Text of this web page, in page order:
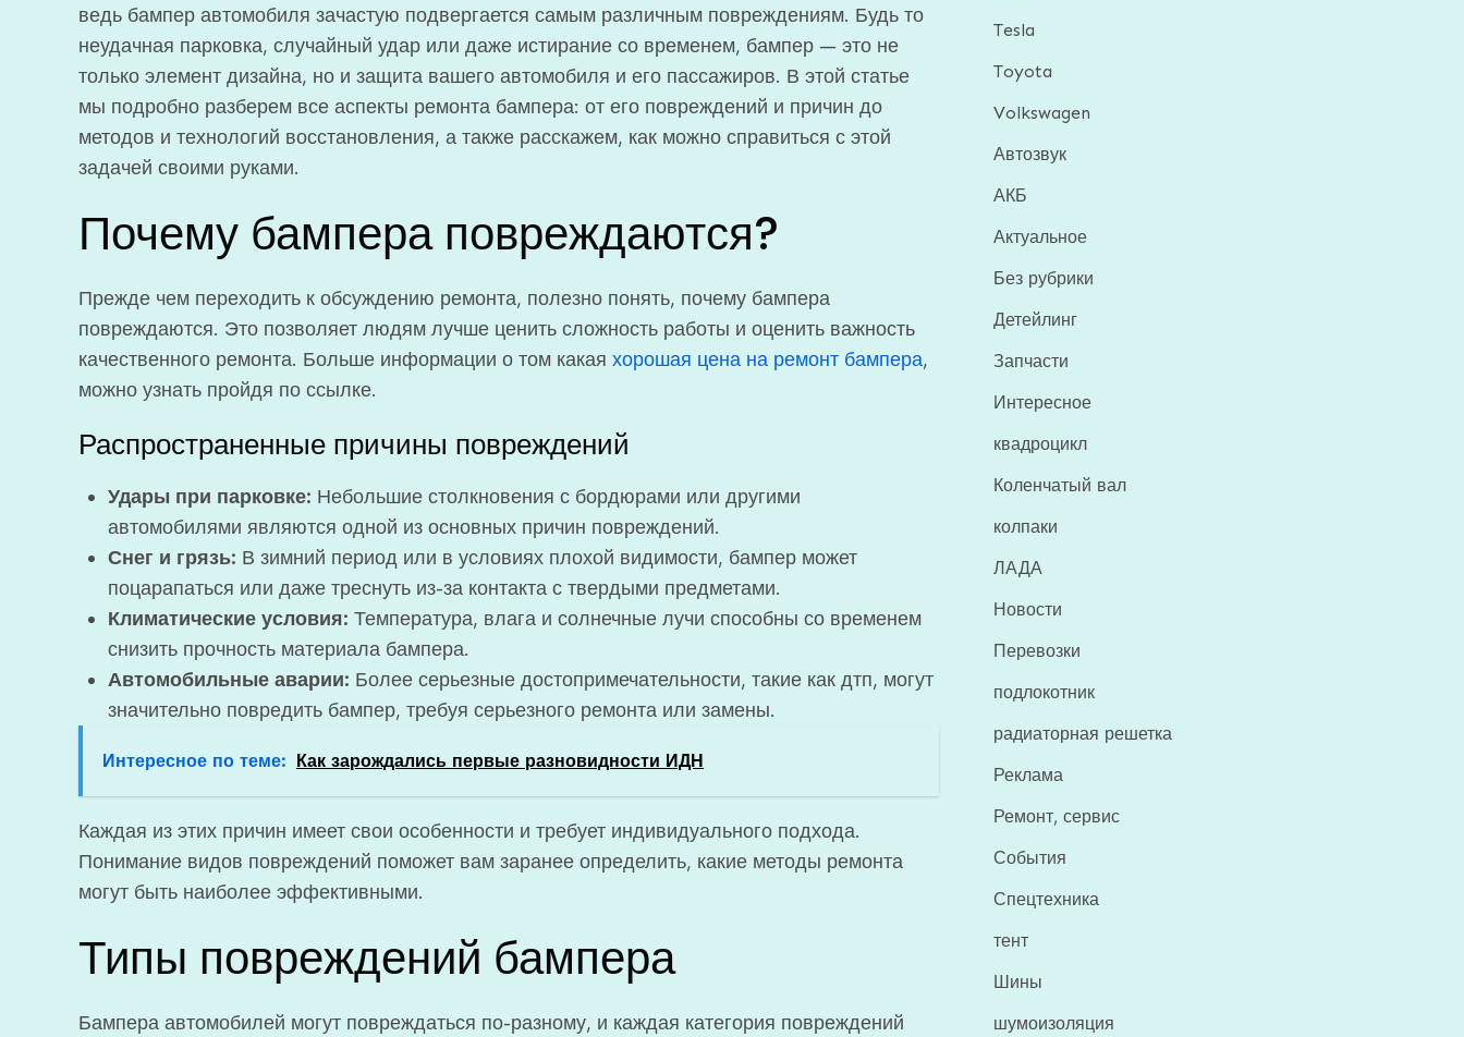
ведь бампер автомобиля зачастую подвергается самым различным повреждениям. Будь то
неудачная парковка, случайный удар или даже истирание со временем, бампер — это не
только элемент дизайна, но и защита вашего автомобиля и его пассажиров. В этой статье
мы подробно разберем все аспекты ремонта бампера: от его повреждений и причин до
методов и технологий восстановления, а также расскажем, как можно справиться с этой
задачей своими руками.
Почему бампера повреждаются?
Прежде чем переходить к обсуждению ремонта, полезно понять, почему бампера
повреждаются. Это позволяет людям лучше ценить сложность работы и оценить важность
качественного ремонта. Больше информации о том какая хорошая цена на ремонт бампера,
можно узнать пройдя по ссылке.
Распространенные причины повреждений
Удары при парковке: Небольшие столкновения с бордюрами или другими
автомобилями являются одной из основных причин повреждений.
Снег и грязь: В зимний период или в условиях плохой видимости, бампер может
поцарапаться или даже треснуть из-за контакта с твердыми предметами.
Климатические условия: Температура, влага и солнечные лучи способны со временем
снизить прочность материала бампера.
Автомобильные аварии: Более серьезные достопримечательности, такие как дтп, могут
значительно повредить бампер, требуя серьезного ремонта или замены.
Интересное по теме: Как зарождались первые разновидности ИДН
Каждая из этих причин имеет свои особенности и требует индивидуального подхода.
Понимание видов повреждений поможет вам заранее определить, какие методы ремонта
могут быть наиболее эффективными.
Типы повреждений бампера
Бампера автомобилей могут повреждаться по-разному, и каждая категория повреждений
Tesla
Toyota
Volkswagen
Автозвук
АКБ
Актуальное
Без рубрики
Детейлинг
Запчасти
Интересное
квадроцикл
Коленчатый вал
колпаки
ЛАДА
Новости
Перевозки
подлокотник
радиаторная решетка
Реклама
Ремонт, сервис
События
Спецтехника
тент
Шины
шумоизоляция